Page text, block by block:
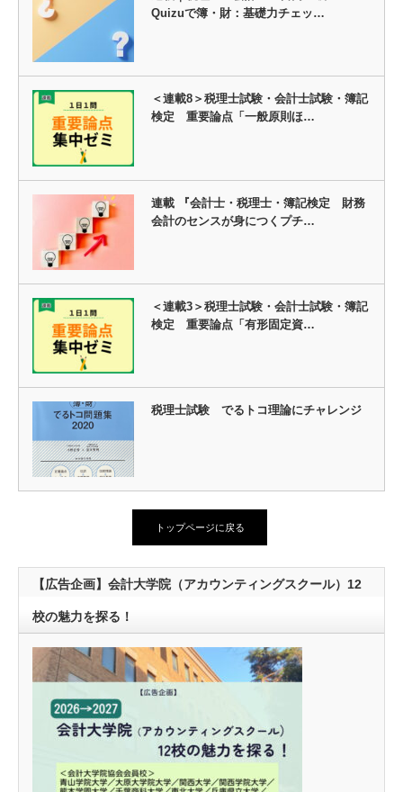
Quizuで簿・財：基礎力チェッ…
＜連載8＞税理士試験・会計士試験・簿記
検定 重要論点「一般原則ほ…
連載 『会計士・税理士・簿記検定 財務
会計のセンスが身につくプチ…
＜連載3＞税理士試験・会計士試験・簿記
検定 重要論点「有形固定資…
税理士試験 でるトコ理論にチャレンジ
トップページに戻る
【広告企画】会計大学院（アカウンティングスクール）12
校の魅力を探る！